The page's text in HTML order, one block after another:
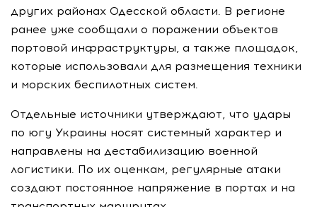
других районах Одесской области. В регионе
ранее уже сообщали о поражении объектов
портовой инфраструктуры, а также площадок,
которые использовали для размещения техники
и морских беспилотных систем.
Отдельные источники утверждают, что удары
по югу Украины носят системный характер и
направлены на дестабилизацию военной
логистики. По их оценкам, регулярные атаки
создают постоянное напряжение в портах и на